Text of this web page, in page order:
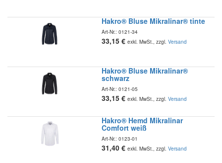
Hakro® Bluse Mikralinar® tinte
Art-Nr.: 0121-34
33,15 € exkl. MwSt., zzgl. Versand
Hakro® Bluse Mikralinar®
schwarz
Art-Nr.: 0121-05
33,15 € exkl. MwSt., zzgl. Versand
Hakro® Hemd Mikralinar
Comfort weiß
Art-Nr.: 0123-01
31,40 € exkl. MwSt., zzgl. Versand